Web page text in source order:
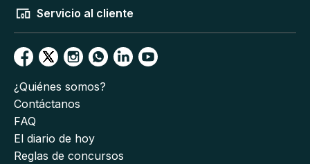
Servicio al cliente
¿Quiénes somos?
Contáctanos
FAQ
El diario de hoy
Reglas de concursos